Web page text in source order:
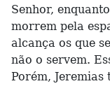
Senhor,
morrem pela
alcança os que
não o servem.
Porém,